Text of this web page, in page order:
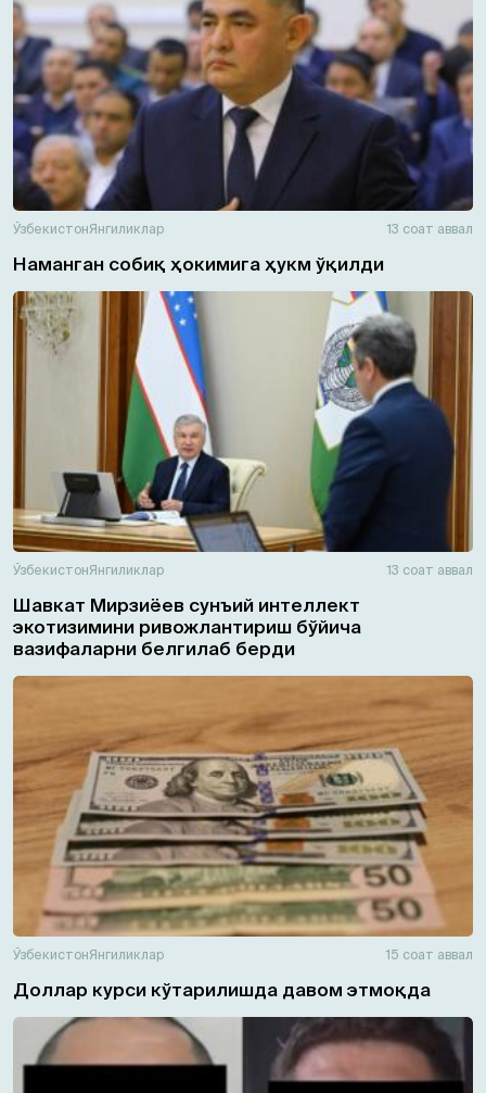
ЎзбекистонЯнгиликлар 13 соат аввал
Наманган собиқ ҳокимига ҳукм ўқилди
ЎзбекистонЯнгиликлар 13 соат аввал
Шавкат Мирзиёев сунъий интеллект
экотизимини ривожлантириш бўйича
вазифаларни белгилаб берди
ЎзбекистонЯнгиликлар 15 соат аввал
Доллар курси кўтарилишда давом этмоқда